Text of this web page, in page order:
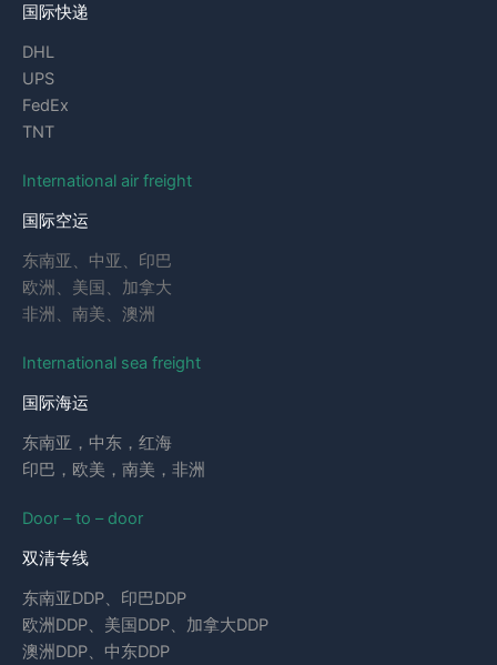
国际快递
DHL
UPS
FedEx
TNT
International air freight
国际空运
东南亚、中亚、印巴
欧洲、美国、加拿大
非洲、南美、澳洲
International sea freight
国际海运
东南亚，中东，红海
印巴，欧美，南美，非洲
Door – to – door
双清专线
东南亚DDP、印巴DDP
欧洲DDP、美国DDP、加拿大DDP
澳洲DDP、中东DDP